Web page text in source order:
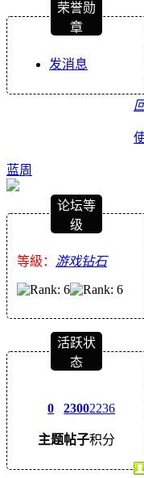
荣誉勋
章
发消息
蓝周
论坛等
级
等級： 游戏钻石
活跃状
态
0
主题
2300
帖子
2236
积分